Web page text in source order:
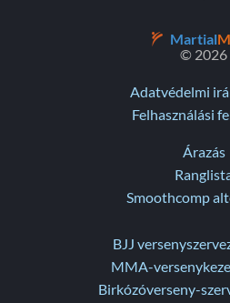
Martial
© 2026
Adatvédelmi
Felhasználási
Árazás
Smoothcomp
BJJ
MMA-
Birkózóverseny-